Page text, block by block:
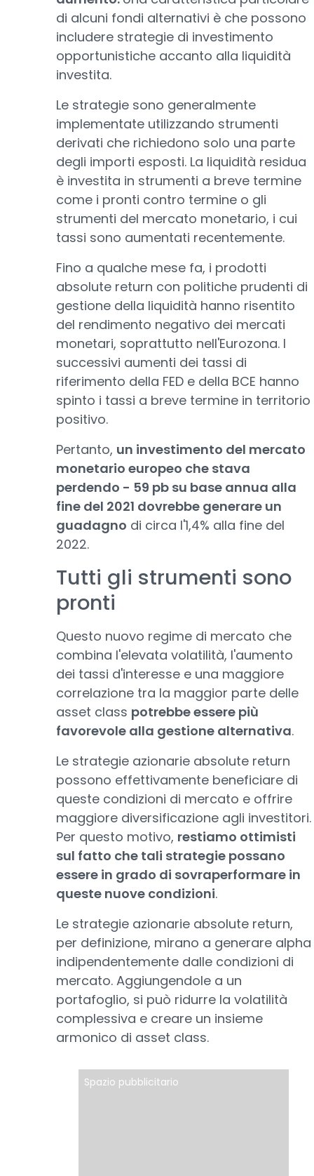
di alcuni fondi alternativi è che possono
includere strategie di investimento
opportunistiche accanto alla liquidità
investita.
Le strategie sono generalmente
implementate utilizzando strumenti
derivati che richiedono solo una parte
degli importi esposti. La liquidità residua
è investita in strumenti a breve termine
come i pronti contro termine o gli
strumenti del mercato monetario, i cui
tassi sono aumentati recentemente.
Fino a qualche mese fa, i prodotti
absolute return con politiche prudenti di
gestione della liquidità hanno risentito
del rendimento negativo dei mercati
monetari, soprattutto nell'Eurozona. I
successivi aumenti dei tassi di
riferimento della FED e della BCE hanno
spinto i tassi a breve termine in territorio
positivo.
Pertanto, un investimento del mercato
monetario europeo che stava
perdendo - 59 pb su base annua alla
fine del 2021 dovrebbe generare un
guadagno di circa l'1,4% alla fine del
2022.
Tutti gli strumenti sono
pronti
Questo nuovo regime di mercato che
combina l'elevata volatilità, l'aumento
dei tassi d'interesse e una maggiore
correlazione tra la maggior parte delle
asset class potrebbe essere più
favorevole alla gestione alternativa.
Le strategie azionarie absolute return
possono effettivamente beneficiare di
queste condizioni di mercato e offrire
maggiore diversificazione agli investitori.
Per questo motivo, restiamo ottimisti
sul fatto che tali strategie possano
essere in grado di sovraperformare in
queste nuove condizioni.
Le strategie azionarie absolute return,
per definizione, mirano a generare alpha
indipendentemente dalle condizioni di
mercato. Aggiungendole a un
portafoglio, si può ridurre la volatilità
complessiva e creare un insieme
armonico di asset class.
Spazio pubblicitario